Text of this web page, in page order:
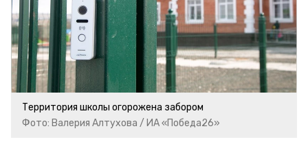
Территория школы огорожена забором
Фото: Валерия Алтухова / ИА «Победа26»